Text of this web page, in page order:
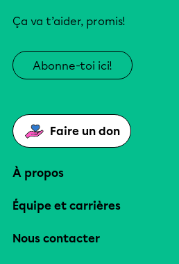
Ça va t’aider, promis!
Abonne-toi ici!
Faire un don
À propos
Équipe et carrières
Nous contacter